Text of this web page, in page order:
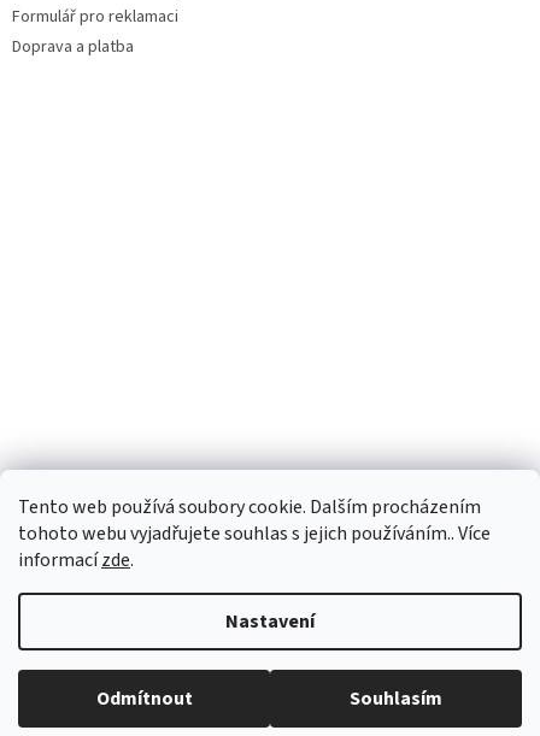
Tento web používá soubory cookie. Dalším procházením
tohoto webu vyjadřujete souhlas s jejich používáním.. Více
informacízde.
Nastavení
Odmítnout Souhlasím
Formulář pro reklamaci
Doprava a platba
Facebook
Copyright 2026Palubky-nabytek.cz. Všechna práva vyhrazena.
Upravit nastavení cookies